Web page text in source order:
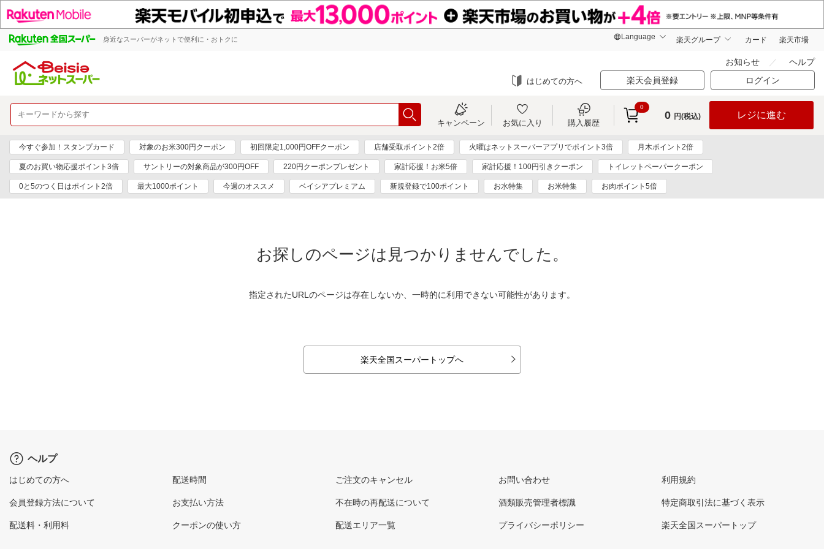
身近なスーパーがネットで便利に・おトクに 楽天グループ カード 楽天市場
お知らせ ヘルプ
はじめての方へ 楽天会員登録 ログイン
キャンペーン お気に入り 購入履歴
0
0 円(税込) レジに進む
今すぐ参加！スタンプカード 対象のお米300円クーポン 初回限定1,000円OFFクーポン 店舗受取ポイント2倍 火曜はネットスーパーアプリでポイント3倍 月木ポイント2倍
夏のお買い物応援ポイント3倍 サントリーの対象商品が300円OFF 220円クーポンプレゼント 家計応援！お米5倍 家計応援！100円引きクーポン トイレットペーパークーポン
0と5のつく日はポイント2倍 最大1000ポイント 今週のオススメ ベイシアプレミアム 新規登録で100ポイント お水特集 お米特集 お肉ポイント5倍
お探しのページは見つかりませんでした。
指定されたURLのページは存在しないか、一時的に利用できない可能性があります。
楽天全国スーパートップへ
ヘルプ
はじめての方へ
会員登録方法について
配送料・利用料
配送時間
お支払い方法
クーポンの使い方
ご注文のキャンセル
不在時の再配送について
配送エリア一覧
お問い合わせ
酒類販売管理者標識
プライバシーポリシー
利用規約
特定商取引法に基づく表示
楽天全国スーパートップ